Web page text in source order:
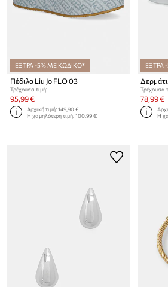
ΕΞΤΡΑ -5% ΜΕ ΚΩΔΙΚΟ*
Πέδιλα Liu Jo FLO 03
Τρέχουσα τιμή:
95,99 €
Αρχική τιμή:149,90 €
Η χαμηλότερη τιμή:100,99 €
ΕΞΤΡΑ
Τρέχουσα
78,99 €
Η